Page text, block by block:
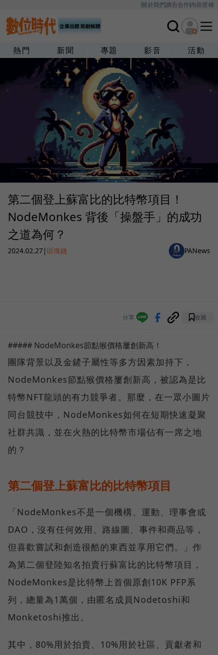
關於我們廣告合作內容授權
熱門 新聞 專題 影音 活動
第二個登上蘇富比的比特幣項目！
NodeMonkes 背後「操盤手」的成功
之道為何？
2024.02.27| 區塊鏈 PANews
分享 收藏
##### NodeMonkes節點猴價格屢創新高！
團隊背景以及金鏟子屬性等多方因素加持下，
NodeMonkes節點猴價格屢創新高，被認為是比
特幣NFT龍頭的有力競爭者。那麼，在一眾小圖片
同台競技中，NodeMonkes如何在短期快速凝聚
社群共識，並在火熱的比特幣市場佔有一席之地
的？
第二個登上蘇富比的比特幣項目
「NodeMonkes不是一個機構、運動、理事會或
DAO，沒有任何效用、路線圖、事件和商品等，
但喜歡嘗試和創造很酷的東西並享用它們。」作
為第二個登陸知名拍賣行蘇富比的比特幣項目，
NodeMonkes是比特幣上首個原創10K PFP系
列，總量為1萬個，由匿名成員Nodetoshi和
Monketoshi推出。
其中，80%用於拍賣、10%用於社區、貢獻者和